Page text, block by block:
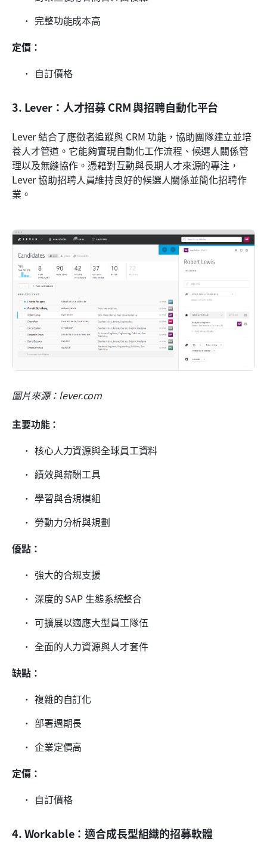
完整功能成本高
定價：
自訂價格
3. Lever：人才招募 CRM 與招聘自動化平台
Lever 結合了應徵者追蹤與 CRM 功能，協助團隊建立並培
養人才管道。它能夠實現自動化工作流程、候選人關係管
理以及無縫協作。憑藉對互動與長期人才來源的專注，
Lever 協助招聘人員維持良好的候選人關係並簡化招聘作
業。
圖片來源：lever.com
主要功能：
核心人力資源與全球員工資料
績效與薪酬工具
學習與合規模組
勞動力分析與規劃
優點：
強大的合規支援
深度的 SAP 生態系統整合
可擴展以適應大型員工隊伍
全面的人力資源與人才套件
缺點：
複雜的自訂化
部署週期長
企業定價高
定價：
自訂價格
4. Workable：適合成長型組織的招募軟體